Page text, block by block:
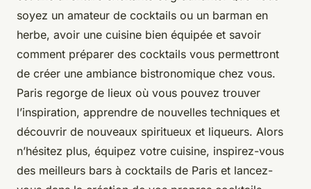
soyez un amateur de cocktails ou un barman en
herbe, avoir une cuisine bien équipée et savoir
comment préparer des cocktails vous permettront
de créer une ambiance bistronomique chez vous.
Paris regorge de lieux où vous pouvez trouver
l’inspiration, apprendre de nouvelles techniques et
découvrir de nouveaux spiritueux et liqueurs. Alors
n’hésitez plus, équipez votre cuisine, inspirez-vous
des meilleurs bars à cocktails de Paris et lancez-